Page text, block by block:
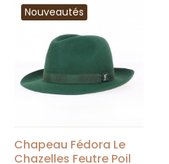
Nouveautés
Chapeau Fédora Le
Chazelles Feutre Poil